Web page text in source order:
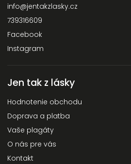
info@jentakzlasky.cz
739316609
Facebook
Instagram
Jen tak z lásky
Hodnotenie obchodu
Doprava a platba
Vaše plagáty
O nás pre vás
Kontakt